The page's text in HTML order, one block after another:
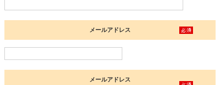
メールアドレス
メールアドレス